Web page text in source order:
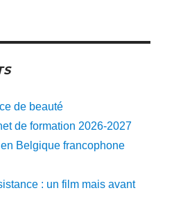
de beauté
de formation 2026-2027
Belgique francophone
: un film mais avant